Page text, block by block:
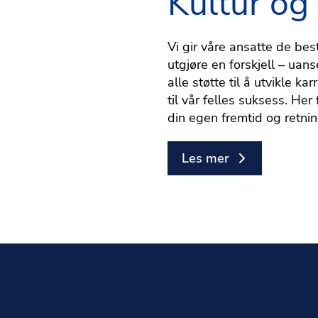
Vi gir våre ansatte de
utgjøre en forskjell –
alle støtte til å utvikle
til vår felles suksess.
din egen fremtid og
Les mer